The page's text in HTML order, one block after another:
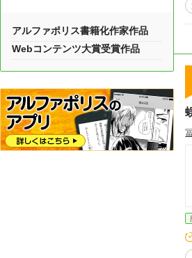
アルファポリス書籍化作家作品
Webコンテンツ大賞受賞作品